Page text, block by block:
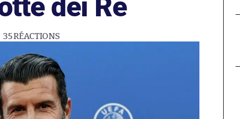
35RÉACTIONS